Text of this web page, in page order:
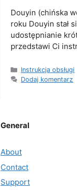
Douyin (chińska
roku Douyin stał
udostępnianie
przedstawi Ci
Kategorie
Instrukcja obsługi
Dodaj komentarz
General
About
Contact
Support